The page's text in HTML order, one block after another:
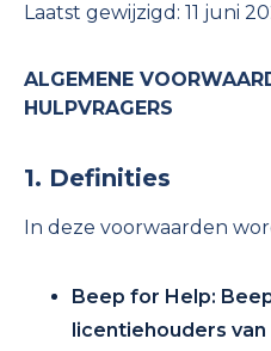
Laatst gewijzigd: 11 juni
ALGEMENE
HULPVRAGERS
1. Definities
In deze voorwaarden
Beep for Help:
licentiehouders